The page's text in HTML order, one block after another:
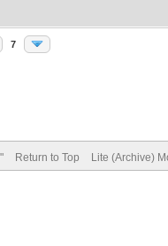
7
Return to Top Lite (Archive)